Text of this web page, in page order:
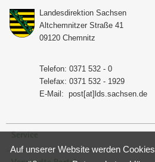
Lan­des­di­rek­ti­on Sach­sen
Alt­chem­nit­zer Stra­ße 41
09120 Chem­nitz
Te­le­fon: 0371 532 - 0
Te­le­fax: 0371 532 - 1929
E-​Mail: post[at]lds.sach­sen.de
Auf un­se­rer Web­site wer­den Coo­kies